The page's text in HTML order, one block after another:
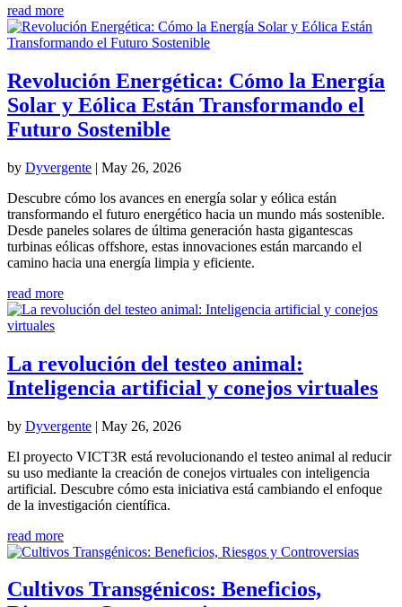
read more
Revolución Energética: Cómo la Energía
Solar y Eólica Están Transformando el
Futuro Sostenible
by Dyvergente | May 26, 2026
Descubre cómo los avances en energía solar y eólica están
transformando el futuro energético hacia un mundo más sostenible.
Desde paneles solares de última generación hasta gigantescas
turbinas eólicas offshore, estas innovaciones están marcando el
camino hacia una energía limpia y eficiente.
read more
La revolución del testeo animal:
Inteligencia artificial y conejos virtuales
by Dyvergente | May 26, 2026
El proyecto VICT3R está revolucionando el testeo animal al reducir
su uso mediante la creación de conejos virtuales con inteligencia
artificial. Descubre cómo esta iniciativa está cambiando el enfoque
de la investigación científica.
read more
Cultivos Transgénicos: Beneficios,